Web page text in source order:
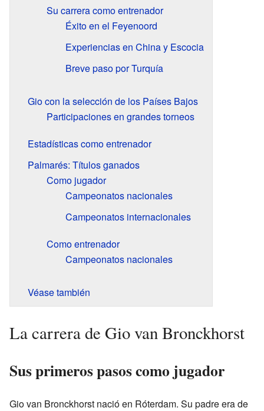
Su carrera como entrenador
Éxito en el Feyenoord
Experiencias en China y Escocia
Breve paso por Turquía
Gio con la selección de los Países Bajos
Participaciones en grandes torneos
Estadísticas como entrenador
Palmarés: Títulos ganados
Como jugador
Campeonatos nacionales
Campeonatos internacionales
Como entrenador
Campeonatos nacionales
Véase también
La carrera de Gio van Bronckhorst
Sus primeros pasos como jugador
Gio van Bronckhorst nació en Róterdam. Su padre era de